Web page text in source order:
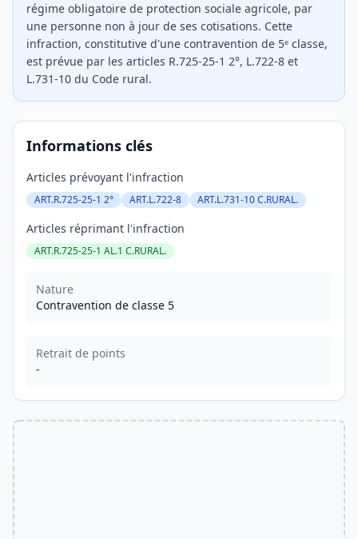
régime obligatoire de protection sociale agricole, par
une personne non à jour de ses cotisations. Cette
infraction, constitutive d'une contravention de 5ᵉ classe,
est prévue par les articles R.725-25-1 2°, L.722-8 et
L.731-10 du Code rural.
Informations clés
Articles prévoyant l'infraction
ART.R.725-25-1 2° ART.L.722-8 ART.L.731-10 C.RURAL.
Articles réprimant l'infraction
ART.R.725-25-1 AL.1 C.RURAL.
Nature
Contravention de classe 5
Retrait de points
-